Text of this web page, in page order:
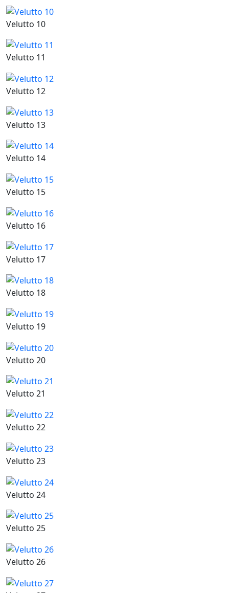
Velutto 10
Velutto 11
Velutto 12
Velutto 13
Velutto 14
Velutto 15
Velutto 16
Velutto 17
Velutto 18
Velutto 19
Velutto 20
Velutto 21
Velutto 22
Velutto 23
Velutto 24
Velutto 25
Velutto 26